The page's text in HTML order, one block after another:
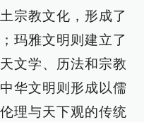
宗教文化，形成了
玛雅文明则建立了
文学、历法和宗教
华文明则形成以儒
理与天下观的传统